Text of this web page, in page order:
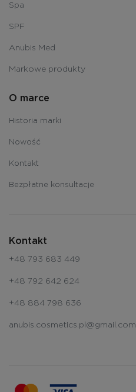
Spa
SPF
Anubis Med
Markowe produkty
O marce
Historia marki
Nowość
Kontakt
Bezpłatne konsultacje
Kontakt
+48 793 683 449
+48 792 642 624
+48 884 798 636
anubis.cosmetics.pl@gmail.com